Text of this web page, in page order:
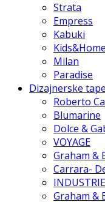
Strata
Empress
Kabuki
Kids&Home
Milan
Paradise
Dizajnerske
Roberto
Blumarine
Dolce &
VOYAGE
Graham &
Carrara-
Graham &